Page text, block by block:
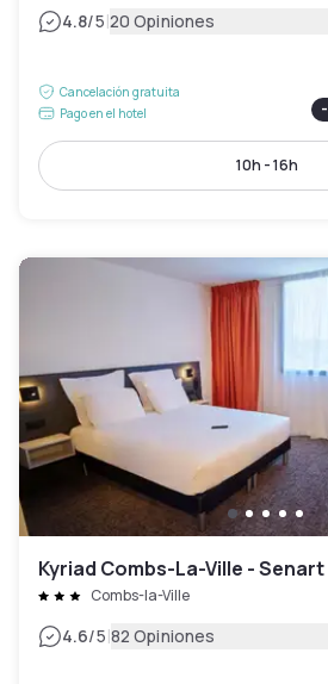
4.8/5|20 Opiniones
Cancelación gratuita
Pago en el hotel
-
10h - 16h
Kyriad Combs-La-Ville - Senart
Combs-la-Ville
4.6/5|82 Opiniones